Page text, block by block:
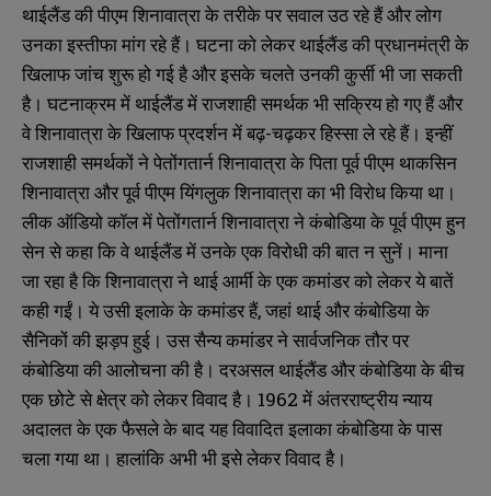
थाईलैंड की पीएम शिनावात्रा के तरीके पर सवाल उठ रहे हैं और लोग
उनका इस्तीफा मांग रहे हैं। घटना को लेकर थाईलैंड की प्रधानमंत्री के
खिलाफ जांच शुरू हो गई है और इसके चलते उनकी कुर्सी भी जा सकती
है। घटनाक्रम में थाईलैंड में राजशाही समर्थक भी सक्रिय हो गए हैं और
वे शिनावात्रा के खिलाफ प्रदर्शन में बढ़-चढ़कर हिस्सा ले रहे हैं। इन्हीं
राजशाही समर्थकों ने पेतोंगतार्न शिनावात्रा के पिता पूर्व पीएम थाकसिन
शिनावात्रा और पूर्व पीएम यिंगलुक शिनावात्रा का भी विरोध किया था।
लीक ऑडियो कॉल में पेतोंगतार्न शिनावात्रा ने कंबोडिया के पूर्व पीएम हुन
सेन से कहा कि वे थाईलैंड में उनके एक विरोधी की बात न सुनें। माना
जा रहा है कि शिनावात्रा ने थाई आर्मी के एक कमांडर को लेकर ये बातें
कही गईं। ये उसी इलाके के कमांडर हैं, जहां थाई और कंबोडिया के
सैनिकों की झड़प हुई। उस सैन्य कमांडर ने सार्वजनिक तौर पर
कंबोडिया की आलोचना की है। दरअसल थाईलैंड और कंबोडिया के बीच
एक छोटे से क्षेत्र को लेकर विवाद है। 1962 में अंतरराष्ट्रीय न्याय
अदालत के एक फैसले के बाद यह विवादित इलाका कंबोडिया के पास
चला गया था। हालांकि अभी भी इसे लेकर विवाद है।